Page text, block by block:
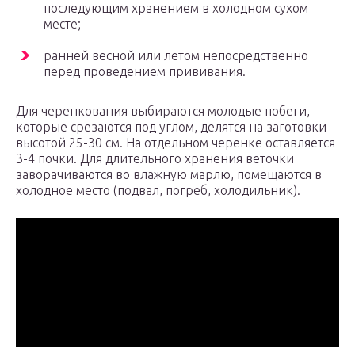
последующим хранением в холодном сухом
месте;
ранней весной или летом непосредственно
перед проведением прививания.
Для черенкования выбираются молодые побеги,
которые срезаются под углом, делятся на заготовки
высотой 25-30 см. На отдельном черенке оставляется
3-4 почки. Для длительного хранения веточки
заворачиваются во влажную марлю, помещаются в
холодное место (подвал, погреб, холодильник).